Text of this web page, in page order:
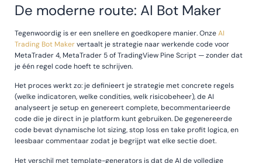
De moderne route: AI Bot Maker
Tegenwoordig is er een snellere en goedkopere manier. OnzeAI
Trading Bot Makervertaalt je strategie naar werkende code voor
MetaTrader 4, MetaTrader 5 of TradingView Pine Script — zonder dat
je één regel code hoeft te schrijven.
Het proces werkt zo: je definieert je strategie met concrete regels
(welke indicatoren, welke condities, welk risicobeheer), de AI
analyseert je setup en genereert complete, becommentarieerde
code die je direct in je platform kunt gebruiken. De gegenereerde
code bevat dynamische lot sizing, stop loss en take profit logica, en
leesbaar commentaar zodat je begrijpt wat elke sectie doet.
Het verschil met template-generators is dat de AI de volledige